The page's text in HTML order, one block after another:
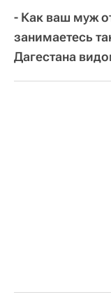
- Как ваш муж
занимаетесь
Дагестана